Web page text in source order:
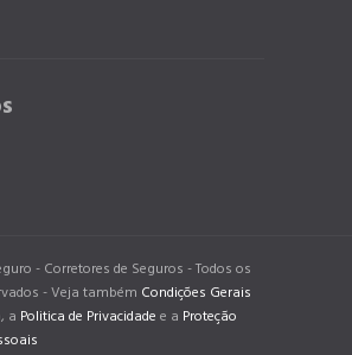
- Corretores de Seguros - Todos os
- Veja também Condições Gerais
, a Politica de Privacidade e a Proteção